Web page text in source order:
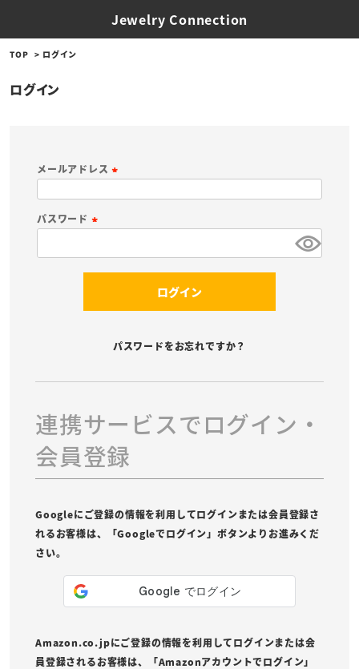
Jewelry Connection
TOP ログイン
ログイン
メールアドレス
須
パスワード
ログイン
パスワードをお忘れですか？
連携サービスでログイン・
会員登録
Googleにご登録の情報を利用してログインまたは会員登録さ
れるお客様は、「Googleでログイン」ボタンよりお進みくだ
さい。
Amazon.co.jpにご登録の情報を利用してログインまたは会
員登録されるお客様は、「Amazonアカウントでログイン」